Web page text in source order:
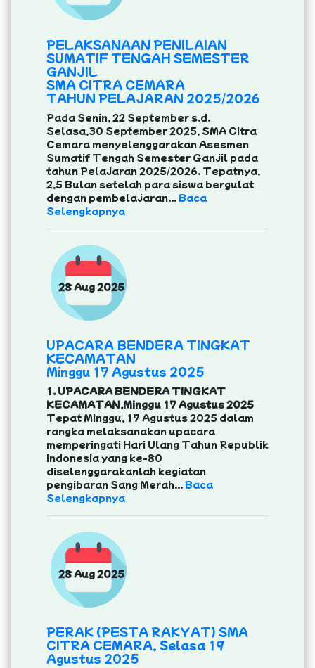
PELAKSANAAN PENILAIAN
SUMATIF TENGAH SEMESTER
GANJIL
SMA CITRA CEMARA
TAHUN PELAJARAN 2025/2026
Pada Senin, 22 September s.d.
Selasa,30 September 2025, SMA Citra
Cemara menyelenggarakan Asesmen
Sumatif Tengah Semester Ganjil pada
tahun Pelajaran 2025/2026. Tepatnya,
2,5 Bulan setelah para siswa bergulat
dengan pembelajaran...Baca
Selengkapnya
28 Aug 2025
UPACARA BENDERA TINGKAT
KECAMATAN
Minggu 17 Agustus 2025
1. UPACARA BENDERA TINGKAT
KECAMATAN,Minggu 17 Agustus 2025
Tepat Minggu, 17 Agustus 2025 dalam
rangka melaksanakan upacara
memperingati Hari Ulang Tahun Republik
Indonesia yang ke-80
diselenggarakanlah kegiatan
pengibaran Sang Merah...Baca
Selengkapnya
28 Aug 2025
PERAK (PESTA RAKYAT) SMA
CITRA CEMARA, Selasa 19
Agustus 2025